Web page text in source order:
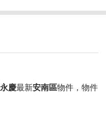
永慶最新安南區物件，物件